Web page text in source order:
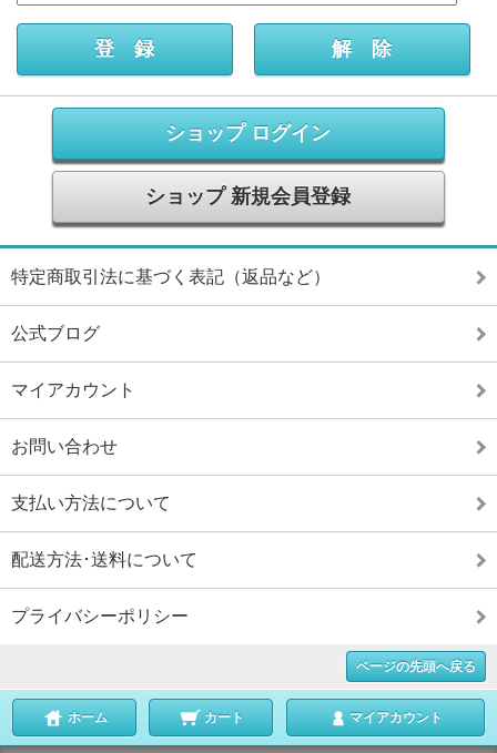
ショップ ログイン
ショップ 新規会員登録
特定商取引法に基づく表記（返品など）
公式ブログ
マイアカウント
お問い合わせ
支払い方法について
配送方法･送料について
プライバシーポリシー
ページの先頭へ戻る
ホーム カート マイアカウント